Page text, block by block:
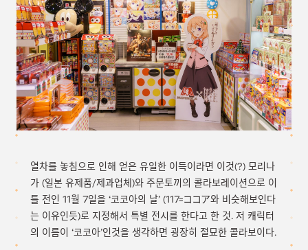
열차를 놓침으로 인해 얻은 유일한 이득이라면 이것(?) 모리나
가 (일본 유제품/제과업체)와 주문토끼의 콜라보레이션으로 이
틀 전인 11월 7일을 ‘코코아의 날’ (117=ココア와 비슷해보인다
는 이유인듯)로 지정해서 특별 전시를 한다고 한 것. 저 캐릭터
의 이름이 ‘코코아’인것을 생각하면 굉장히 절묘한 콜라보이다.